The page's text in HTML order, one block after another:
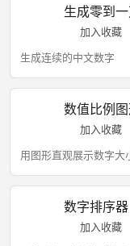
生成零到
加入收藏
生成连续的中文数字
数值比例
加入收藏
用图形直观展示数字大
数字排序器
加入收藏